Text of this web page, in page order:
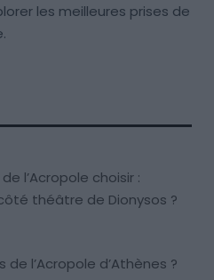
les meilleures prises de
l’Acropole choisir :
théâtre de Dionysos ?
de l’Acropole d’Athènes ?